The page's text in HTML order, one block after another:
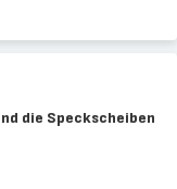
die Speckscheiben